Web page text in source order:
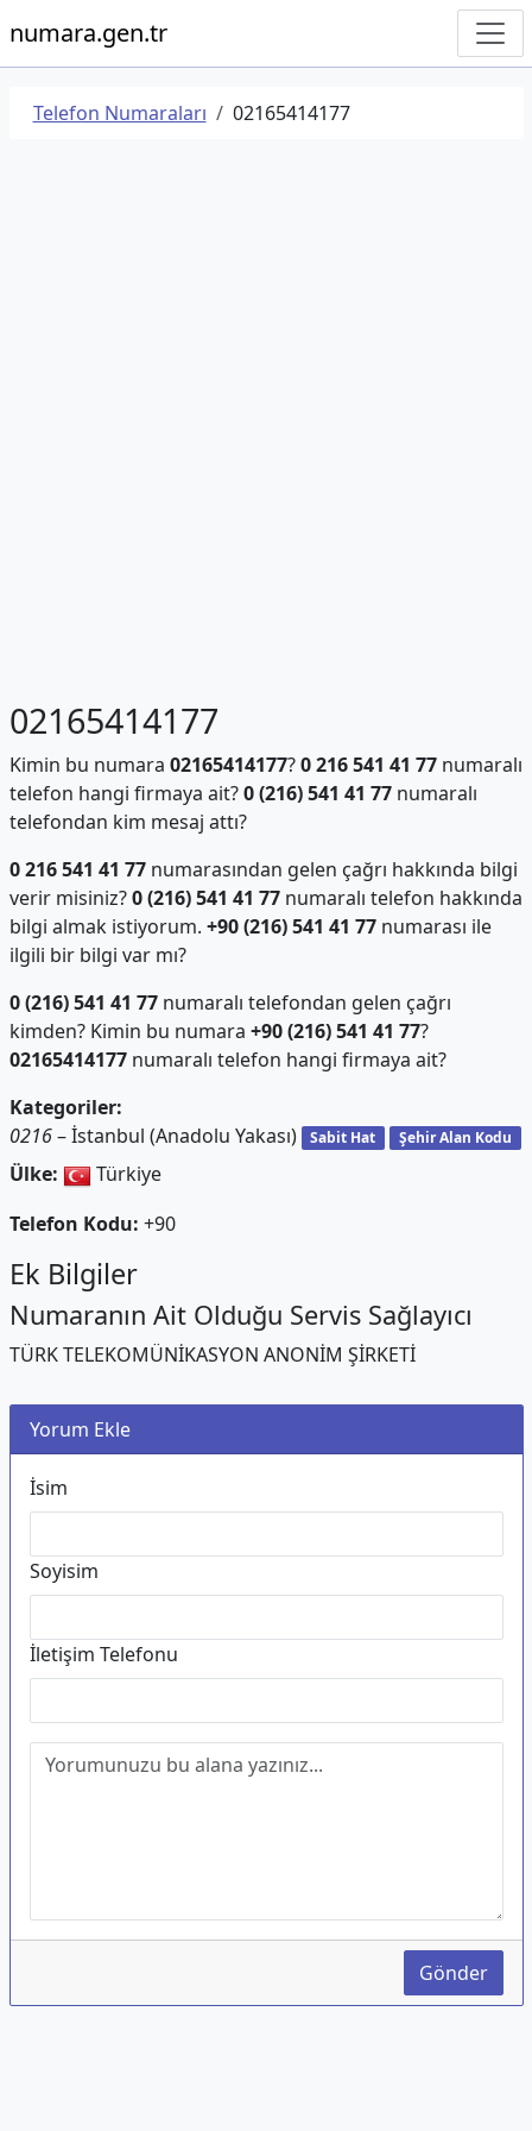
numara.gen.tr
Telefon Numaraları 02165414177
02165414177
Kimin bu numara 02165414177?0 216 541 41 77numaralı
telefon hangi firmaya ait?0 (216) 541 41 77numaralı
telefondan kim mesaj attı?
0 216 541 41 77numarasından gelen çağrı hakkında bilgi
verir misiniz?0 (216) 541 41 77numaralı telefon hakkında
bilgi almak istiyorum. +90 (216) 541 41 77numarası ile
ilgili bir bilgi var mı?
0 (216) 541 41 77numaralı telefondan gelen çağrı
kimden? Kimin bu numara +90 (216) 541 41 77?
02165414177numaralı telefon hangi firmaya ait?
Kategoriler:
0216– İstanbul (Anadolu Yakası) Sabit Hat Şehir Alan Kodu
Ülke:
Türkiye
Telefon Kodu: +90
Ek Bilgiler
Numaranın Ait Olduğu Servis Sağlayıcı
TÜRK TELEKOMÜNİKASYON ANONİM ŞİRKETİ
Yorum Ekle
İsim
Soyisim
İletişim Telefonu
Gönder